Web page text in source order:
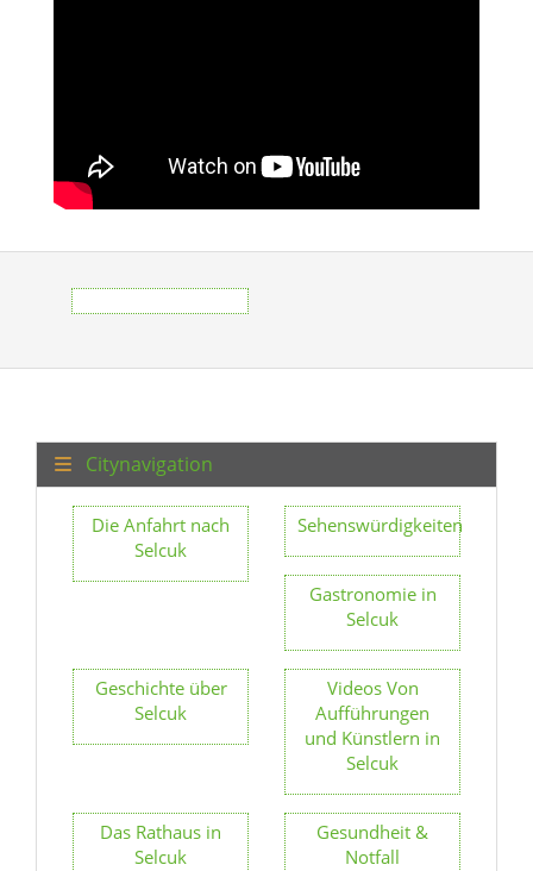
Selcuk
Geschichte über
Selcuk
Videos Von
Aufführungen
und Künstlern in
Das Rathaus in
Gesundheit &
Notfall
Der Bahnhof in
Selcuk